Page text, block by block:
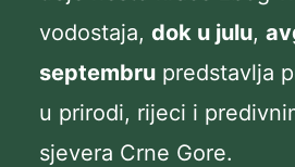
vodostaja, dok u julu,
septembrupredstavlja
u prirodi, rijeci i
sjevera Crne Gore.